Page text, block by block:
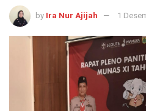
by Ira Nur Ajijah 1